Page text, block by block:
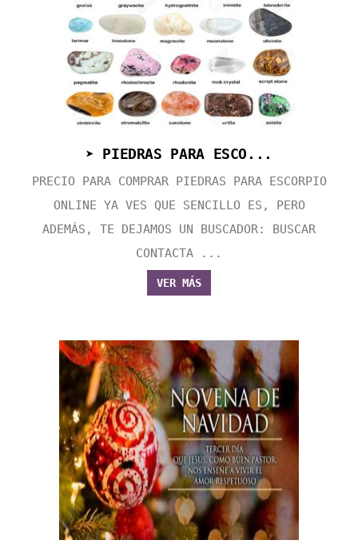
➤ PIEDRAS PARA ESCO...
PRECIO PARA COMPRAR PIEDRAS PARA ESCORPIO
ONLINE YA VES QUE SENCILLO ES, PERO
ADEMÁS, TE DEJAMOS UN BUSCADOR: BUSCAR
CONTACTA ...
VER MÁS